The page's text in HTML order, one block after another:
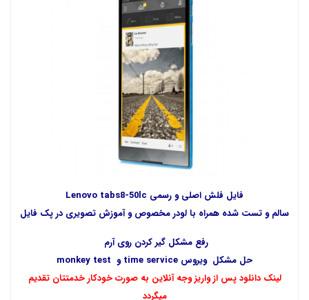
فایل فلش اصلی و رسمی Lenovo tabs8-50lc
سالم و تست شده همراه با لودر مخصوص و آموزش تصویری در پک فایل
رفع مشکل گیر کردن روی آرم
حل مشکل ویروس time service و monkey test
لینک دانلود پس از واریز وجه آنلاین به صورت خودکار خدمتتان تقدیم
میگردد